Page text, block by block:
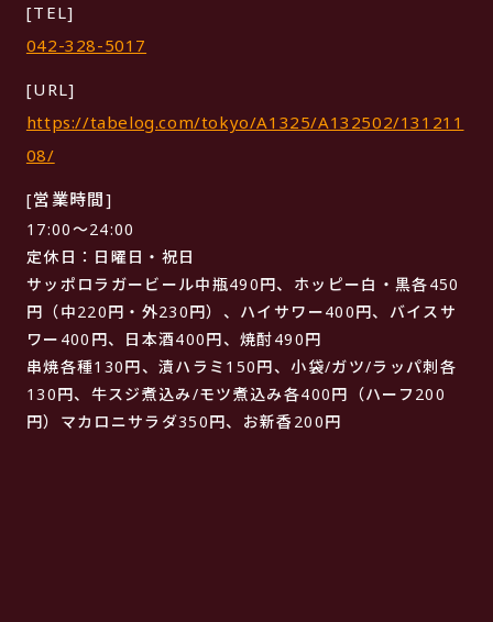
[TEL]
042-328-5017
[URL]
https://tabelog.com/tokyo/A1325/A132502/131211
08/
[営業時間]
17:00〜24:00
定休日：日曜日・祝日
サッポロラガービール中瓶490円、ホッピー白・黒各450
円（中220円・外230円）、ハイサワー400円、バイスサ
ワー400円、日本酒400円、焼酎490円
串焼各種130円、漬ハラミ150円、小袋/ガツ/ラッパ刺各
130円、牛スジ煮込み/モツ煮込み各400円（ハーフ200
円）マカロニサラダ350円、お新香200円